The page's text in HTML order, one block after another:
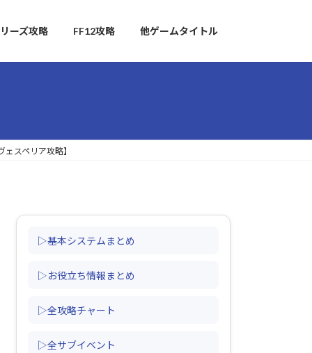
ーズ攻略 FF12攻略 他ゲームタイトル
スペリア攻略】
▷基本システムまとめ
▷お役立ち情報まとめ
▷全攻略チャート
▷全サブイベント